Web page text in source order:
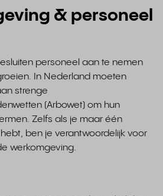
& personeel
personeel aan te nemen
In Nederland moeten
strenge
(Arbowet) om hun
Zelfs als je maar één
ben je verantwoordelijk voor
werkomgeving.